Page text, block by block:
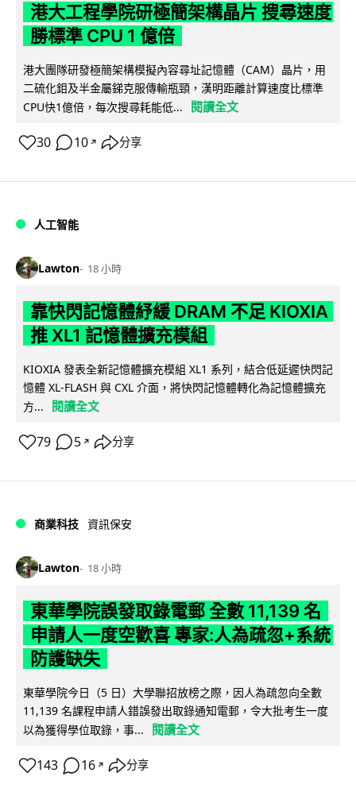
港大工程學院研極簡架構晶片 搜尋速度
勝標準 CPU 1 億倍
港大團隊研發極簡架構模擬內容尋址記憶體（CAM）晶片，用
二硫化鉬及半金屬銻克服傳輸瓶頸，漢明距離計算速度比標準
CPU快1億倍，每次搜尋耗能低...
閱讀全文
30 10 ↗ 分享
人工智能
Lawton 18 小時
靠快閃記憶體紓緩 DRAM 不足 KIOXIA
推 XL1 記憶體擴充模組
KIOXIA 發表全新記憶體擴充模組 XL1 系列，結合低延遲快閃記
憶體 XL-FLASH 與 CXL 介面，將快閃記憶體轉化為記憶體擴充
方...
閱讀全文
79 5 ↗ 分享
商業科技 資訊保安
Lawton 18 小時
東華學院誤發取錄電郵 全數 11,139 名
申請人一度空歡喜 專家:人為疏忽+系統
防護缺失
東華學院今日（5 日）大學聯招放榜之際，因人為疏忽向全數
11,139 名課程申請人錯誤發出取錄通知電郵，令大批考生一度
以為獲得學位取錄，事...
閱讀全文
143 16 ↗ 分享